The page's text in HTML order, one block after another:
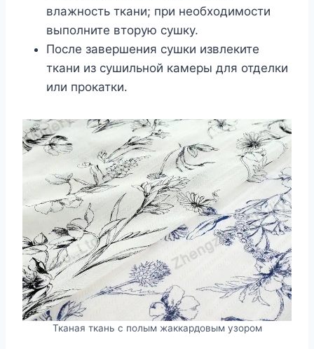
влажность ткани; при необходимости
выполните вторую сушку.
После завершения сушки извлеките
ткани из сушильной камеры для отделки
или прокатки.
Тканая ткань с полым жаккардовым узором